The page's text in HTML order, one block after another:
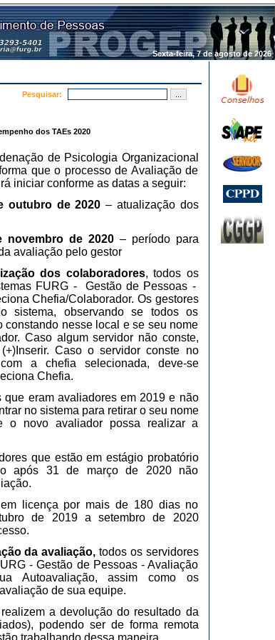
Sexta-feira, 7 de agosto de 2026.
Pesquisar:
dos TAEs 2020
de Psicologia Organizacional
que o processo de Avaliação de
iniciar conforme as datas a seguir:
outubro de 2020 – atualização dos
de 2020– período para
avaliação pelo gestor
dos colaboradores, todos os
FURG - Gestão de Pessoas -
Chefia/Colaborador. Os gestores
sistema, observando se todos os
constando nesse local e se seu nome
Caso algum servidor não conste,
Caso o servidor conste no
a chefia selecionada, deve-se
Chefia.
que eram avaliadores em 2019 e não
no sistema para retirar o seu nome
o novo avaliador possa realizar a
que estão em estágio probatório
após 31 de março de 2020 não
licença por mais de 180 dias no
de 2019 a setembro de 2020
da avaliação, todos os servidores
- Gestão de Pessoas - Avaliação
Autoavaliação, assim como os
de sua equipe.
a devolução do resultado da
podendo ser de forma remota
trabalhando dessa maneira.